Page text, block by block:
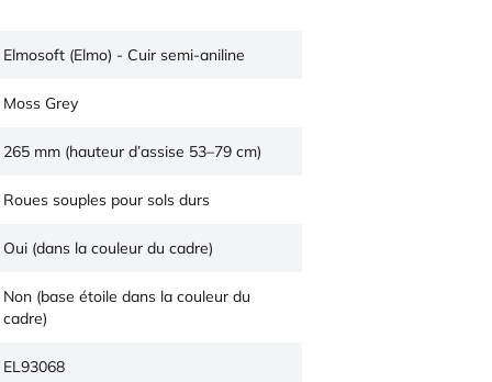
Elmosoft (Elmo) - Cuir semi-aniline
Moss Grey
265 mm (hauteur d’assise 53–79 cm)
Roues souples pour sols durs
Oui (dans la couleur du cadre)
Non (base étoile dans la couleur du
cadre)
EL93068